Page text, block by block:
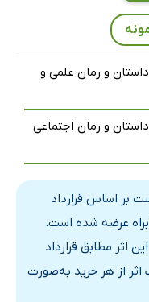
و رمان علمی و
و رمان اجتماعی
بر اساس قرارداد
عرضه شده است.
اثر مطابق قرارداد
از هر خرید به‌صورت